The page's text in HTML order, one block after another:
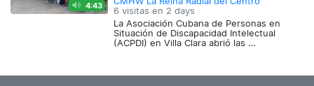
4:43
6 visitas en 2 days
La Asociación Cubana de Personas en
Situación de Discapacidad Intelectual
(ACPDI) en Villa Clara abrió las …